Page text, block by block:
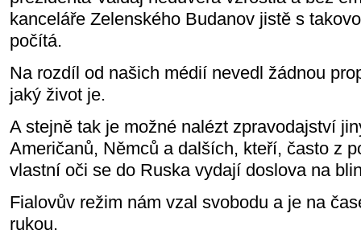
kanceláře Zelenského Budanov jistě s
počítá.
Na rozdíl od našich médií nevedl žádnou
jaký život je.
A stejně tak je možné nalézt zpravodajství
Američanů, Němců a dalších, kteří, často z
vlastní oči se do Ruska vydají doslova na
Fialovův režim nám vzal svobodu a je na
rukou.